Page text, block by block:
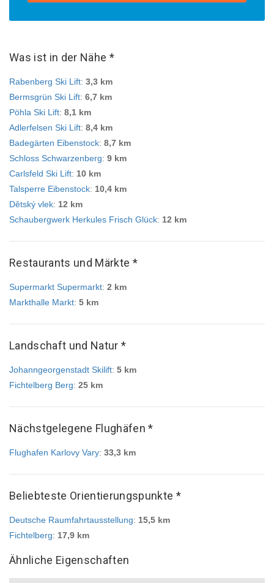
Was ist in der Nähe *
Rabenberg Ski Lift: 3,3 km
Bermsgrün Ski Lift: 6,7 km
Pöhla Ski Lift: 8,1 km
Adlerfelsen Ski Lift: 8,4 km
Badegärten Eibenstock: 8,7 km
Schloss Schwarzenberg: 9 km
Carlsfeld Ski Lift: 10 km
Talsperre Eibenstock: 10,4 km
Dětský vlek: 12 km
Schaubergwerk Herkules Frisch Glück: 12 km
Restaurants und Märkte *
Supermarkt Supermarkt: 2 km
Markthalle Markt: 5 km
Landschaft und Natur *
Johanngeorgenstadt Skilift: 5 km
Fichtelberg Berg: 25 km
Nächstgelegene Flughäfen *
Flughafen Karlovy Vary: 33,3 km
Beliebteste Orientierungspunkte *
Deutsche Raumfahrtausstellung: 15,5 km
Fichtelberg: 17,9 km
Ähnliche Eigenschaften